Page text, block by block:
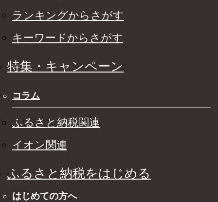
ランキングからさがす
キーワードからさがす
特集・キャンペーン
コラム
ふるさと納税関連
イオン関連
ふるさと納税をはじめる
はじめての方へ